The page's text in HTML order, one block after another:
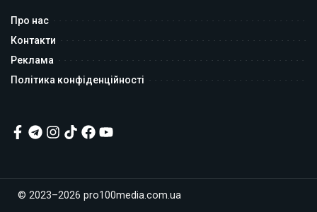
Про нас
Контакти
Реклама
Політика конфіденційності
© 2023–2026 pro100media.com.ua